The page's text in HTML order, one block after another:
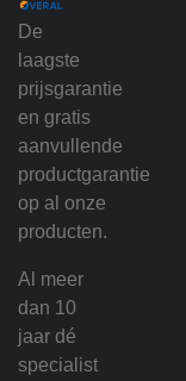
De
laagste
prijsgarantie
en gratis
aanvullende
productgarantie
op al onze
producten.
Al meer
dan 10
jaar dé
specialist